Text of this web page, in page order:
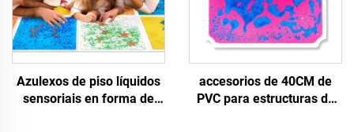
Azulexos de piso líquidos
sensoriais en forma de
accesorios de 40CM de
PVC para estructuras de